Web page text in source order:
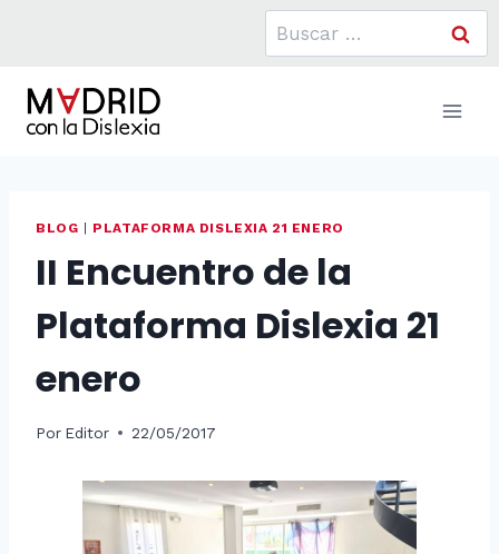
Buscar:
BLOG PLATAFORMA DISLEXIA 21 ENERO
II Encuentro de la
Plataforma Dislexia 21
enero
Por Editor 22/05/2017